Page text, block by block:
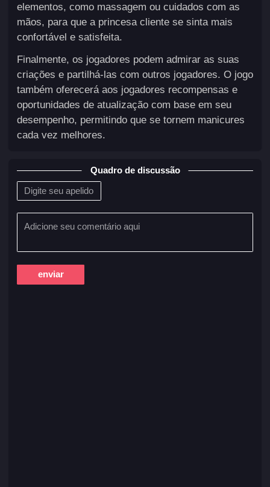
elementos, como massagem ou cuidados com as
mãos, para que a princesa cliente se sinta mais
confortável e satisfeita.
Finalmente, os jogadores podem admirar as suas
criações e partilhá-las com outros jogadores. O jogo
também oferecerá aos jogadores recompensas e
oportunidades de atualização com base em seu
desempenho, permitindo que se tornem manicures
cada vez melhores.
Quadro de discussão
enviar